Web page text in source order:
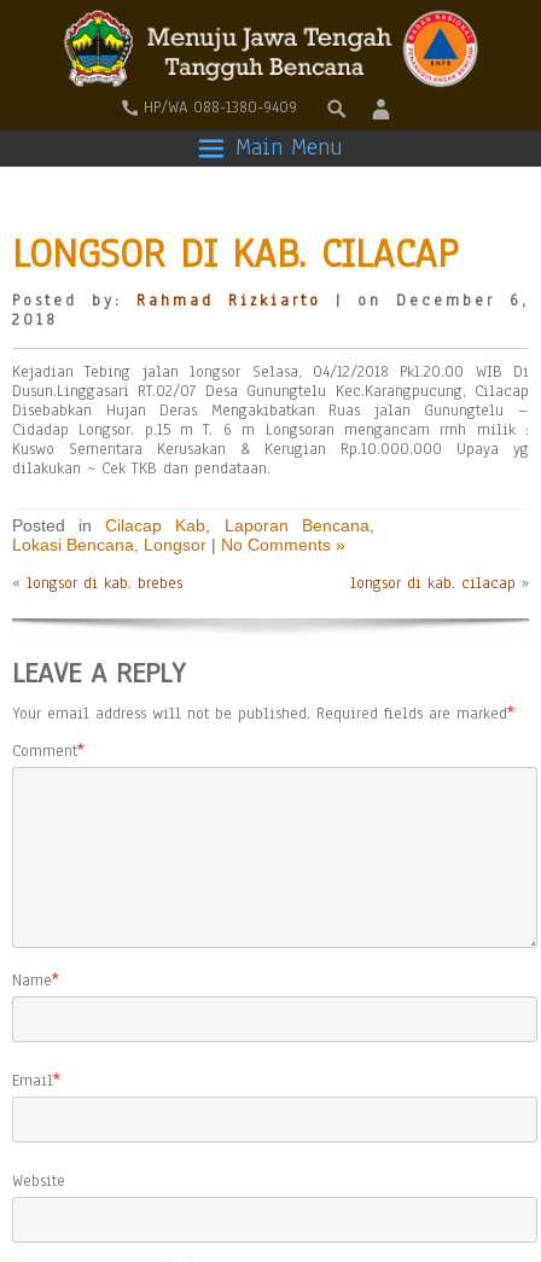
HP/WA 088-1380-9409
Main Menu
LONGSOR DI KAB. CILACAP
Posted by: Rahmad Rizkiarto
| on December 6,
2018
Kejadian Tebing jalan longsor Selasa, 04/12/2018 Pkl.20.00 WIB Di
Dusun.Linggasari RT.02/07 Desa Gunungtelu Kec.Karangpucung, Cilacap
Disebabkan Hujan Deras Mengakibatkan Ruas jalan Gunungtelu –
Cidadap Longsor. p.15 m T. 6 m Longsoran mengancam rmh milik :
Kuswo Sementara Kerusakan & Kerugian Rp.10.000.000 Upaya yg
dilakukan ~ Cek TKB dan pendataan.
Posted inCilacap Kab Laporan Bencana
Lokasi Bencana
Longsor | No Comments »
« longsor di kab. brebes longsor di kab. cilacap »
LEAVE A REPLY
Your email address will not be published. Required fields are marked*
Comment*
Name*
Email*
Website